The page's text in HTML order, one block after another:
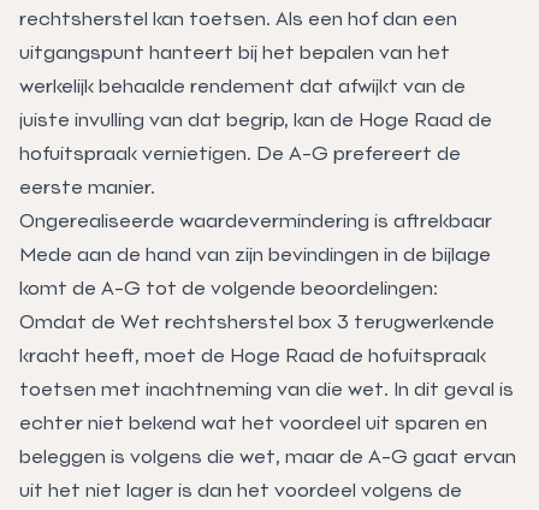
rechtsherstel kan toetsen. Als een hof dan een
uitgangspunt hanteert bij het bepalen van het
werkelijk behaalde rendement dat afwijkt van de
juiste invulling van dat begrip, kan de Hoge Raad de
hofuitspraak vernietigen. De A-G prefereert de
eerste manier.
Ongerealiseerde waardevermindering is aftrekbaar
Mede aan de hand van zijn bevindingen in de bijlage
komt de A-G tot de volgende beoordelingen:
Omdat de Wet rechtsherstel box 3 terugwerkende
kracht heeft, moet de Hoge Raad de hofuitspraak
toetsen met inachtneming van die wet. In dit geval is
echter niet bekend wat het voordeel uit sparen en
beleggen is volgens die wet, maar de A-G gaat ervan
uit het niet lager is dan het voordeel volgens de